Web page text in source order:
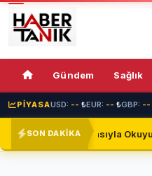
Gündem Sağlık
PİYASAUSD: -- ₺EUR: -- ₺GBP: --
SON DAKİKA
Okuyucuların Yanında